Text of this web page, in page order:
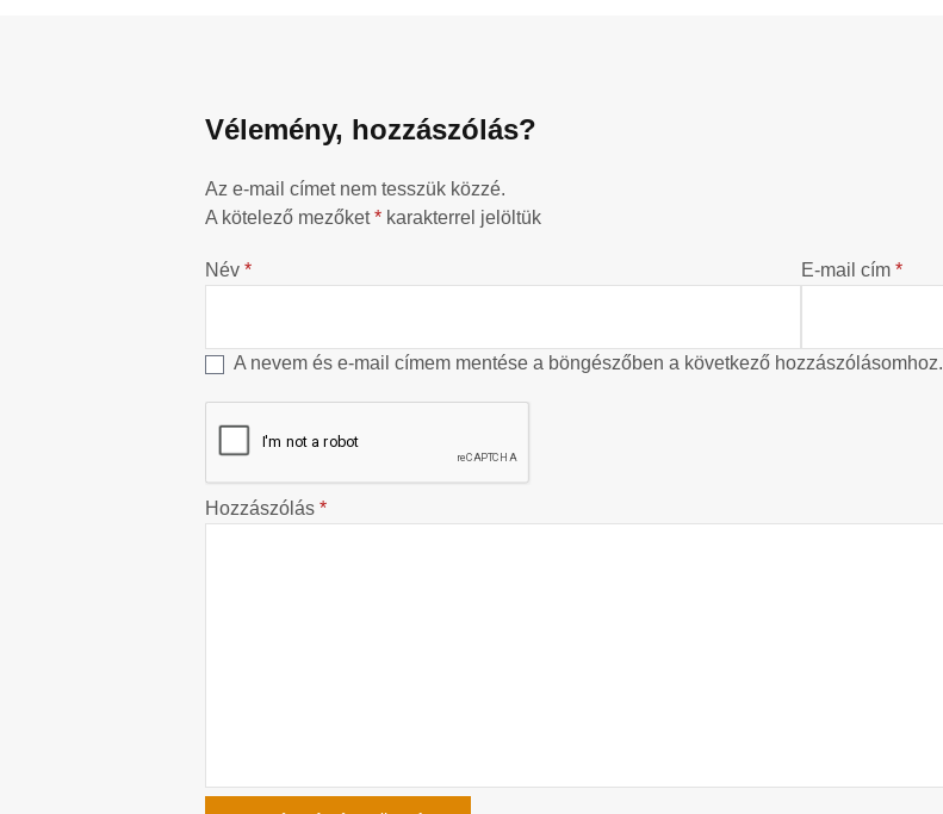
Vélemény, hozzászólás?
Az e-mail címet nem tesszük közzé.
A kötelező mezőket* karakterrel jelöltük
Név * E-mail cím *
A nevem és e-mail címem mentése a böngészőben a következő hozzászólásomhoz.
Hozzászólás *